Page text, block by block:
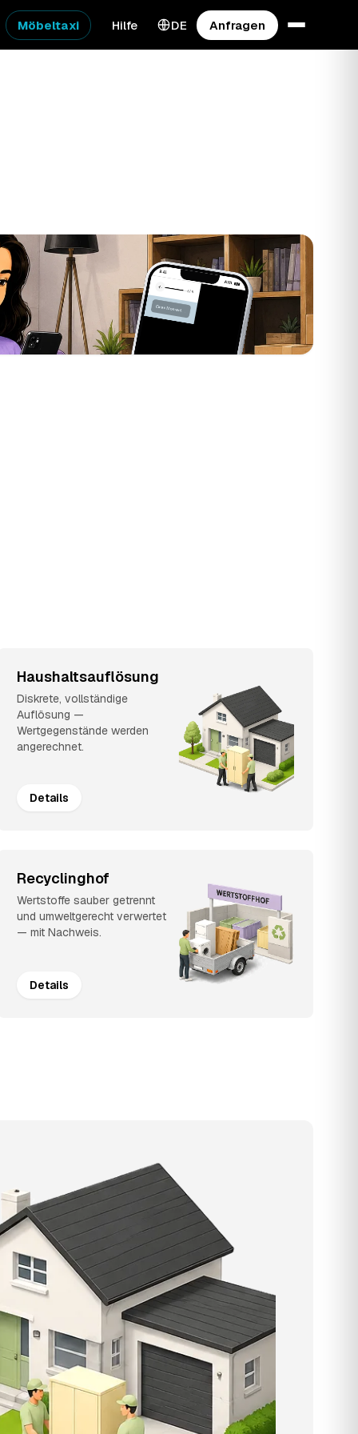
Möbeltaxi Hilfe DE Anfragen
Haushaltsauflösung
Diskrete, vollständige
Auflösung —
Wertgegenstände werden
angerechnet.
Details
Recyclinghof
Wertstoffe sauber getrennt
und umweltgerecht verwertet
— mit Nachweis.
Details